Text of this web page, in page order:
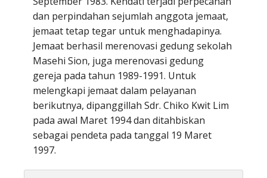
dan perpindahan sejumlah anggota jemaat,
jemaat tetap tegar untuk menghadapinya.
Jemaat berhasil merenovasi gedung sekolah
Masehi Sion, juga merenovasi gedung
gereja pada tahun 1989-1991. Untuk
melengkapi jemaat dalam pelayanan
berikutnya, dipanggillah Sdr. Chiko Kwit Lim
pada awal Maret 1994 dan ditahbiskan
sebagai pendeta pada tanggal 19 Maret
1997.